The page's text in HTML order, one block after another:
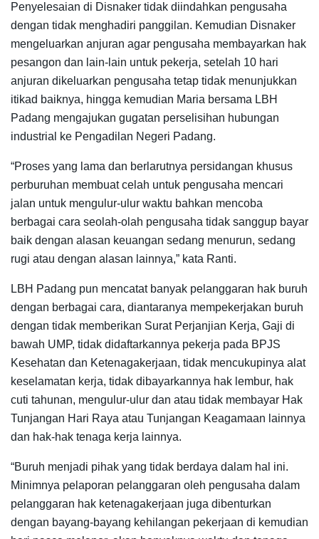
Penyelesaian di Disnaker tidak diindahkan pengusaha
dengan tidak menghadiri panggilan. Kemudian Disnaker
mengeluarkan anjuran agar pengusaha membayarkan hak
pesangon dan lain-lain untuk pekerja, setelah 10 hari
anjuran dikeluarkan pengusaha tetap tidak menunjukkan
itikad baiknya, hingga kemudian Maria bersama LBH
Padang mengajukan gugatan perselisihan hubungan
industrial ke Pengadilan Negeri Padang.
“Proses yang lama dan berlarutnya persidangan khusus
perburuhan membuat celah untuk pengusaha mencari
jalan untuk mengulur-ulur waktu bahkan mencoba
berbagai cara seolah-olah pengusaha tidak sanggup bayar
baik dengan alasan keuangan sedang menurun, sedang
rugi atau dengan alasan lainnya,” kata Ranti.
LBH Padang pun mencatat banyak pelanggaran hak buruh
dengan berbagai cara, diantaranya mempekerjakan buruh
dengan tidak memberikan Surat Perjanjian Kerja, Gaji di
bawah UMP, tidak didaftarkannya pekerja pada BPJS
Kesehatan dan Ketenagakerjaan, tidak mencukupinya alat
keselamatan kerja, tidak dibayarkannya hak lembur, hak
cuti tahunan, mengulur-ulur dan atau tidak membayar Hak
Tunjangan Hari Raya atau Tunjangan Keagamaan lainnya
dan hak-hak tenaga kerja lainnya.
“Buruh menjadi pihak yang tidak berdaya dalam hal ini.
Minimnya pelaporan pelanggaran oleh pengusaha dalam
pelanggaran hak ketenagakerjaan juga dibenturkan
dengan bayang-bayang kehilangan pekerjaan di kemudian